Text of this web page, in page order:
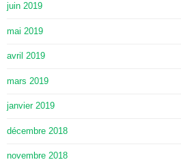
juin 2019
mai 2019
avril 2019
mars 2019
janvier 2019
décembre 2018
novembre 2018